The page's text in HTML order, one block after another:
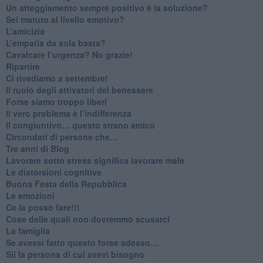
​Un atteggiamento sempre positivo è la soluzione?
​Sei maturo al livello emotivo?
​L’amicizia
​L’empatia da sola basta?
​Cavalcare l’urgenza? No grazie!
Ripartire
​Ci rivediamo a settembre!
​Il ruolo degli attivatori del benessere
​Forse siamo troppo liberi
​Il vero problema è l’indifferenza
​Il congiuntivo… questo strano amico
​Circondati di persone che…
​Tre anni di Blog
​Lavorare sotto stress significa lavorare male
​Le distorsioni cognitive
​Buona Festa della Repubblica
Le emozioni
​Ce la posso fare!!!
​Cose delle quali non dovremmo scusarci
​La famiglia
​Se avessi fatto questo forse adesso…
​Sii la persona di cui avevi bisogno